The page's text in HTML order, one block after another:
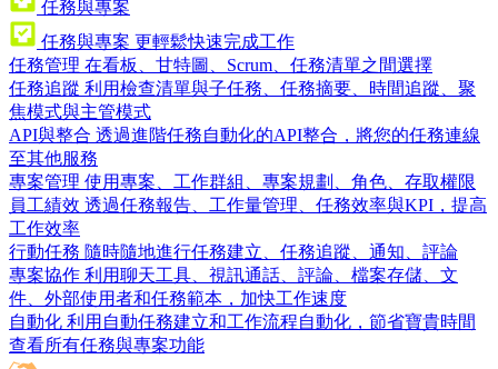
任務與專案
任務與專案 更輕鬆快速完成工作
任務管理 在看板、甘特圖、Scrum、任務清單之間選擇
任務追蹤 利用檢查清單與子任務、任務摘要、時間追蹤、聚
焦模式與主管模式
API與整合 透過進階任務自動化的API整合，將您的任務連線
至其他服務
專案管理 使用專案、工作群組、專案規劃、角色、存取權限
員工績效 透過任務報告、工作量管理、任務效率與KPI，提高
工作效率
行動任務 隨時隨地進行任務建立、任務追蹤、通知、評論
專案協作 利用聊天工具、視訊通話、評論、檔案存儲、文
件、外部使用者和任務範本，加快工作速度
自動化 利用自動任務建立和工作流程自動化，節省寶貴時間
查看所有任務與專案功能